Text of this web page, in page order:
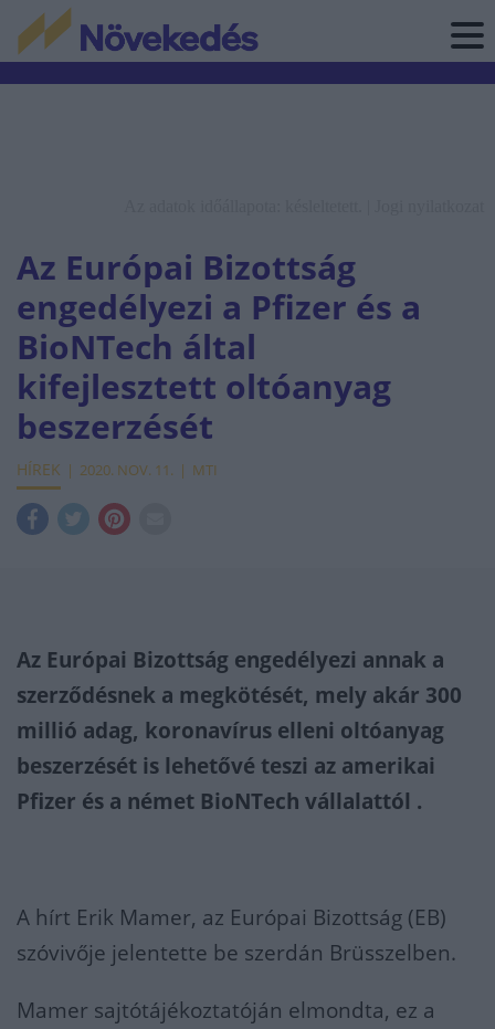
Az Európai Bizottság
engedélyezi a Pfizer és a
BioNTech által
kifejlesztett oltóanyag
beszerzését
HÍREK 2020. NOV. 11. MTI
Az Európai Bizottság engedélyezi annak a
szerződésnek a megkötését, mely akár 300
millió adag, koronavírus elleni oltóanyag
beszerzését is lehetővé teszi az amerikai
Pfizer és a német BioNTech vállalattól .
A hírt Erik Mamer, az Európai Bizottság (EB)
szóvivője jelentette be szerdán Brüsszelben.
Mamer sajtótájékoztatóján elmondta, ez a